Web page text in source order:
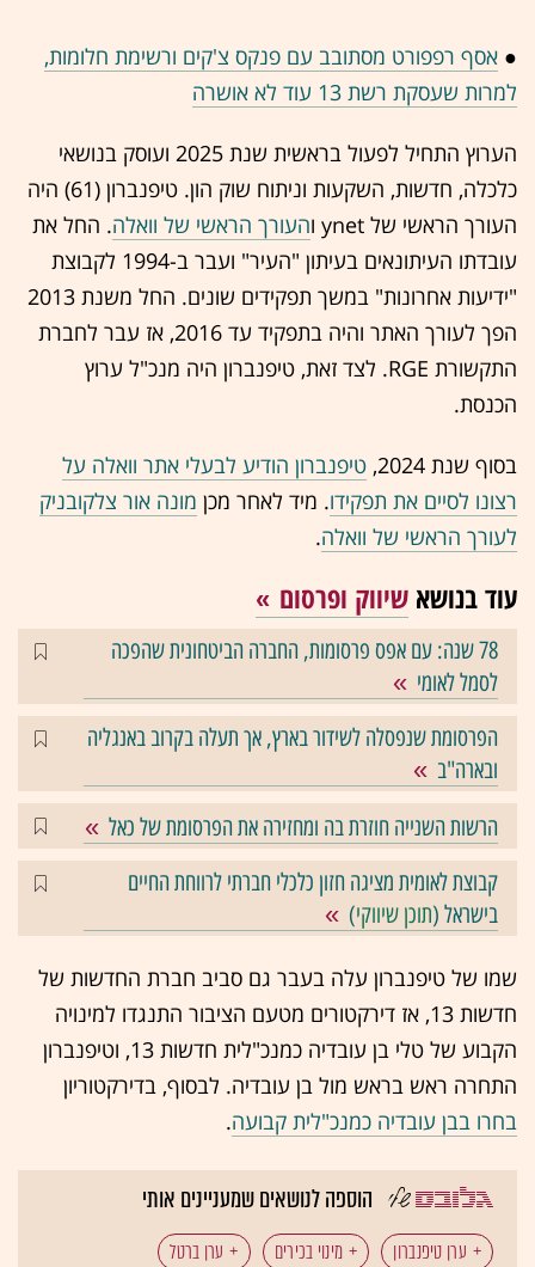
● אסף רפפורט מסתובב עם פנקס צ'קים ורשימת חלומות,
למרות שעסקת רשת 13 עוד לא אושרה
הערוץ התחיל לפעול בראשית שנת 2025 ועוסק בנושאי
כלכלה, חדשות, השקעות וניתוח שוק הון. טיפנברון (61) היה
העורך הראשי של ynet ו
העורך הראשי של וואלה. החל את
עובדתו העיתונאים בעיתון "העיר" ועבר ב-1994 לקבוצת
"ידיעות אחרונות" במשך תפקידים שונים. החל משנת 2013
הפך לעורך האתר והיה בתפקיד עד 2016, אז עבר לחברת
התקשורת RGE. לצד זאת, טיפנברון היה מנכ"ל ערוץ
הכנסת.
בסוף שנת 2024,
טיפנברון הודיע לבעלי אתר וואלה על
רצונו לסיים את תפקידו. מיד לאחר מכן מונה אור צלקובניק
לעורך הראשי של וואלה.
עוד בנושא שיווק ופרסום
78 שנה: עם אפס פרסומות, החברה הביטחונית שהפכה
לסמל לאומי
הפרסומת שנפסלה לשידור בארץ, אך תעלה בקרוב באנגליה
ובארה"ב
הרשות השנייה חוזרת בה ומחזירה את הפרסומת של כאל
קבוצת לאומית מציגה חזון כלכלי חברתי לרווחת החיים
בישראל (תוכן שיווקי)
שמו של טיפנברון עלה בעבר גם סביב חברת החדשות של
חדשות 13, אז דירקטורים מטעם הציבור התנגדו למינויה
הקבוע של טלי בן עובדיה כמנכ"לית חדשות 13, וטיפנברון
התחרה ראש בראש מול בן עובדיה. לבסוף, בדירקטוריון
בחרו בבן עובדיה כמנכ"לית קבועה.
הוספה לנושאים שמעניינים אותי
ערן טיפנברון מינוי בכירים ערן ברטל